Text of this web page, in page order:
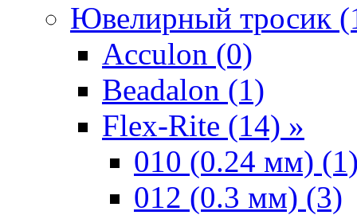
Ювелирный тросик
Acculon (0)
Beadalon (1)
Flex-Rite (14) »
010 (0.24 мм)
012 (0.3 мм) (3)